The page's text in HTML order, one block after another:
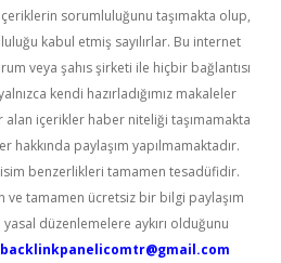
sorumluluğunu taşımakta olup,
kabul etmiş sayılırlar. Bu internet
veya şahıs şirketi ile hiçbir bağlantısı
kendi hazırladığımız makaleler
alan içerikler haber niteliği taşımamakta
hakkında paylaşım yapılmamaktadır.
benzerlikleri tamamen tesadüfidir.
ve tamamen ücretsiz bir bilgi paylaşım
düzenlemelere aykırı olduğunu
backlinkpanelicomtr@gmail.com